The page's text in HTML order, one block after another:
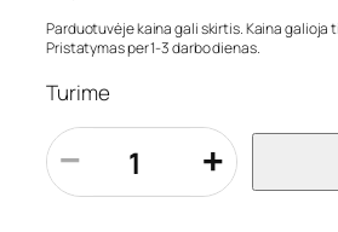
Parduotuvėje kaina gali skirtis. Kaina galioja
Pristatymas per 1-3 darbo dienas.
Turime
p
r
o
− +